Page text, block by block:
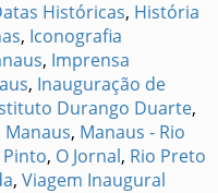
Históricas, História
, Iconografia
, Imprensa
, Inauguração de
Durango Duarte,
Manaus, Manaus - Rio
, O Jornal, Rio Preto
, Viagem Inaugural